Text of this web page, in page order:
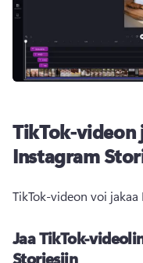
TikTok-videon
Instagram
TikTok-videon voi
Jaa TikTok-
Storiesiin